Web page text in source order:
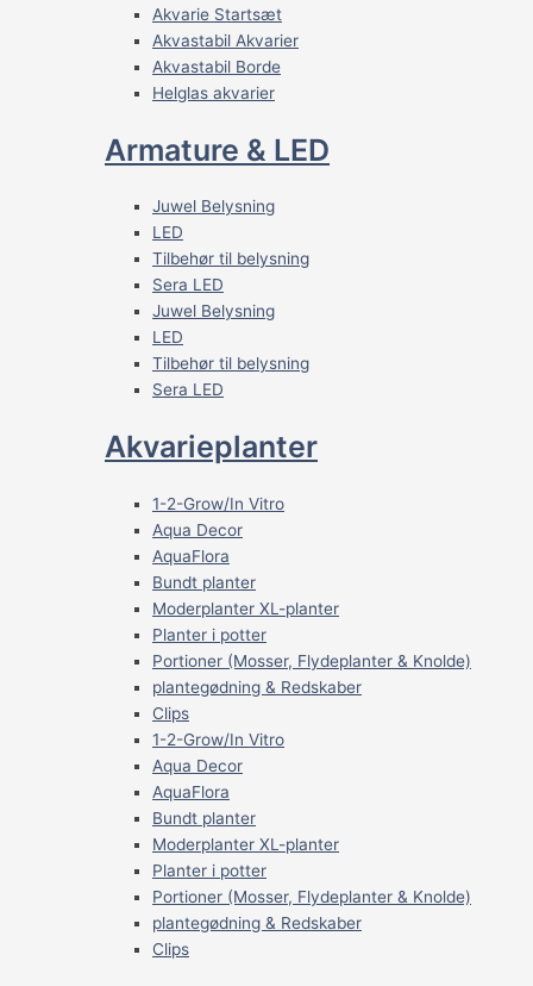
Akvarie Startsæt
Akvastabil Akvarier
Akvastabil Borde
Helglas akvarier
Armature & LED
Juwel Belysning
LED
Tilbehør til belysning
Sera LED
Juwel Belysning
LED
Tilbehør til belysning
Sera LED
Akvarieplanter
1-2-Grow/In Vitro
Aqua Decor
AquaFlora
Bundt planter
Moderplanter XL-planter
Planter i potter
Portioner (Mosser, Flydeplanter & Knolde)
plantegødning & Redskaber
Clips
1-2-Grow/In Vitro
Aqua Decor
AquaFlora
Bundt planter
Moderplanter XL-planter
Planter i potter
Portioner (Mosser, Flydeplanter & Knolde)
plantegødning & Redskaber
Clips